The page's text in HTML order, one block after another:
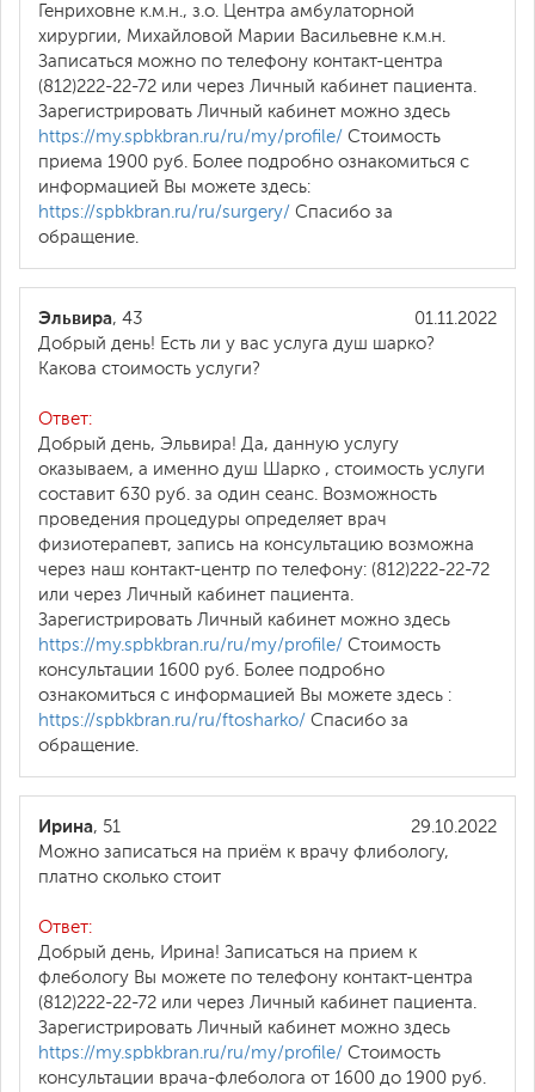
Генриховне к.м.н., з.о. Центра амбулаторной
хирургии, Михайловой Марии Васильевне к.м.н.
Записаться можно по телефону контакт-центра
(812)222-22-72 или через Личный кабинет пациента.
Зарегистрировать Личный кабинет можно здесь
https://my.spbkbran.ru/ru/my/profile/ Стоимость
приема 1900 руб. Более подробно ознакомиться с
информацией Вы можете здесь:
https://spbkbran.ru/ru/surgery/ Спасибо за
обращение.
01.11.2022
Эльвира, 43
Добрый день! Есть ли у вас услуга душ шарко?
Какова стоимость услуги?
Ответ:
Добрый день, Эльвира! Да, данную услугу
оказываем, а именно душ Шарко , стоимость услуги
составит 630 руб. за один сеанс. Возможность
проведения процедуры определяет врач
физиотерапевт, запись на консультацию возможна
через наш контакт-центр по телефону: (812)222-22-72
или через Личный кабинет пациента.
Зарегистрировать Личный кабинет можно здесь
https://my.spbkbran.ru/ru/my/profile/ Стоимость
консультации 1600 руб. Более подробно
ознакомиться с информацией Вы можете здесь :
https://spbkbran.ru/ru/ftosharko/ Спасибо за
обращение.
29.10.2022
Ирина, 51
Можно записаться на приём к врачу флибологу,
платно сколько стоит
Ответ:
Добрый день, Ирина! Записаться на прием к
флебологу Вы можете по телефону контакт-центра
(812)222-22-72 или через Личный кабинет пациента.
Зарегистрировать Личный кабинет можно здесь
https://my.spbkbran.ru/ru/my/profile/ Стоимость
консультации врача-флеболога от 1600 до 1900 руб.